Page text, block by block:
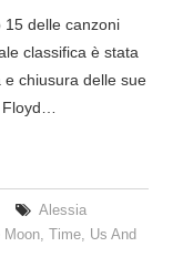
15 delle canzoni
classifica è stata
chiusura delle sue
Alessia
Moon,Time, Us And